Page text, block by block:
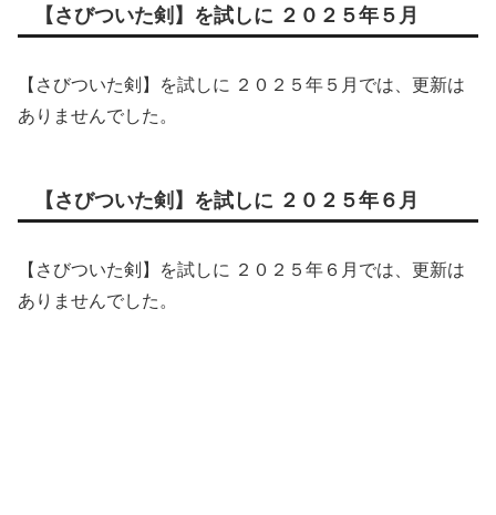
【さびついた剣】を試しに ２０２５年５月
【さびついた剣】を試しに ２０２５年５月では、更新は
ありませんでした。
【さびついた剣】を試しに ２０２５年６月
【さびついた剣】を試しに ２０２５年６月では、更新は
ありませんでした。